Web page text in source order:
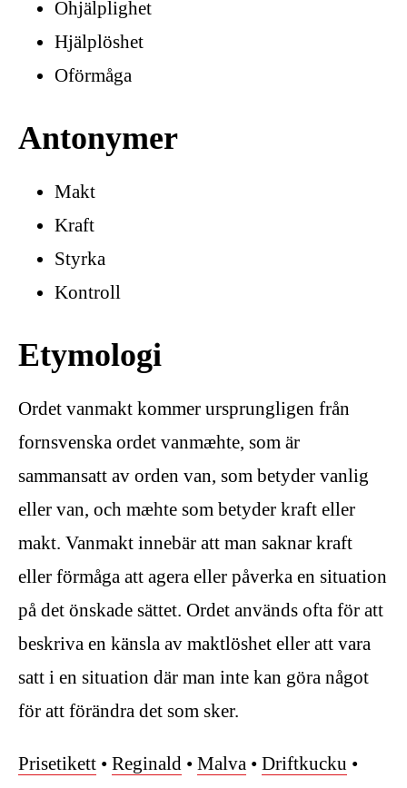
Ohjälplighet
Hjälplöshet
Oförmåga
Antonymer
Makt
Kraft
Styrka
Kontroll
Etymologi
Ordet vanmakt kommer ursprungligen från
fornsvenska ordet vanmæhte, som är
sammansatt av orden van, som betyder vanlig
eller van, och mæhte som betyder kraft eller
makt. Vanmakt innebär att man saknar kraft
eller förmåga att agera eller påverka en situation
på det önskade sättet. Ordet används ofta för att
beskriva en känsla av maktlöshet eller att vara
satt i en situation där man inte kan göra något
för att förändra det som sker.
Prisetikett • Reginald • Malva • Driftkucku •